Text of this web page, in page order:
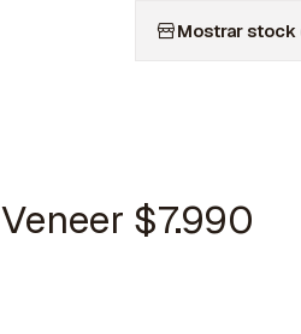
Mostrar stock
Veneer $7.990